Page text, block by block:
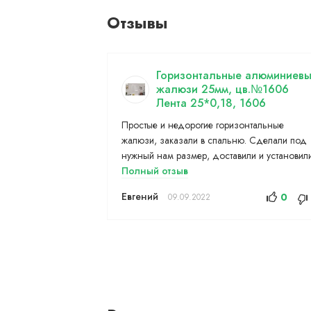
Отзывы
Горизонтальные
жалюзи 25мм, цв.№1606
Лента 25*0,18, 1606
Простые и недорогие горизонтальные
жалюзи, заказали в спальню. Сделали под
нужный нам размер, доставили и
Полный отзыв
Евгений
09.09.2022 0